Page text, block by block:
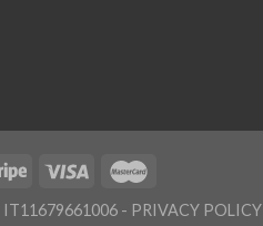
- PRIVACY POLICY